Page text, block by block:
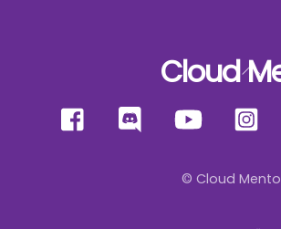
Top
Cloud
Facebook Discord YouTube
© Cloud